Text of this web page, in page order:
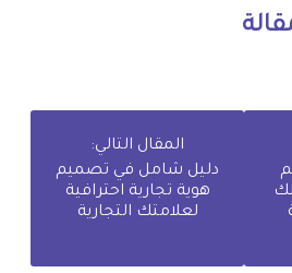
المقال التالي:
دليل شامل في تصميم
هوية تجارية احترافية
لعلامتك التجارية